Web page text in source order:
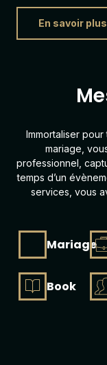
En savoir
Immortaliser
mariage,
professionnel,
temps d’un
services, vous
Mariage
Book